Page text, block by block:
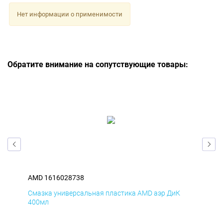
Нет информации о применимости
Обратите внимание на сопутствующие товары:
AMD 1616028738
Смазка универсальная пластика AMD аэр ДиК
400мл